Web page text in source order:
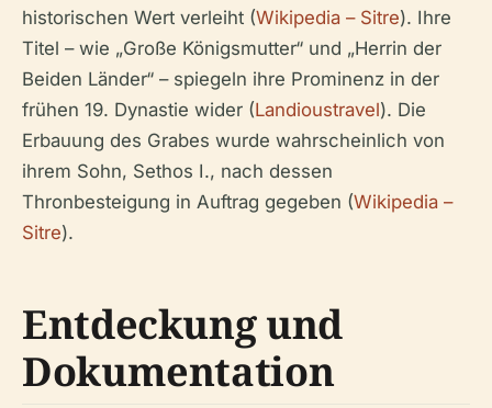
historischen Wert verleiht (Wikipedia – Sitre). Ihre
Titel – wie „Große Königsmutter“ und „Herrin der
Beiden Länder“ – spiegeln ihre Prominenz in der
frühen 19. Dynastie wider (Landioustravel). Die
Erbauung des Grabes wurde wahrscheinlich von
ihrem Sohn, Sethos I., nach dessen
Thronbesteigung in Auftrag gegeben (Wikipedia –
Sitre).
Entdeckung und
Dokumentation